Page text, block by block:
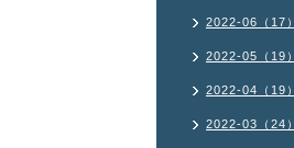
2022-06（17）
2022-05（19）
2022-04（19）
2022-03（24）